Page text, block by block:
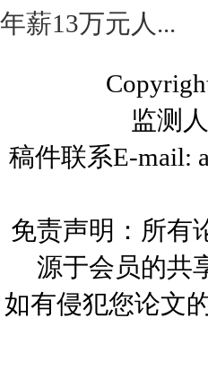
年薪13万元人...
监测
稿件联系E-mail:
免责声明：所有
源于会员的共
如有侵犯您论文